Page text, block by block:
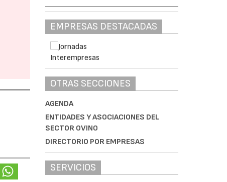
EMPRESAS DESTACADAS
OTRAS SECCIONES
AGENDA
ENTIDADES Y ASOCIACIONES DEL
SECTOR OVINO
DIRECTORIO POR EMPRESAS
SERVICIOS